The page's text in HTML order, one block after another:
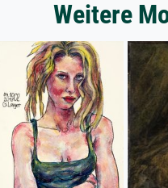
Weitere